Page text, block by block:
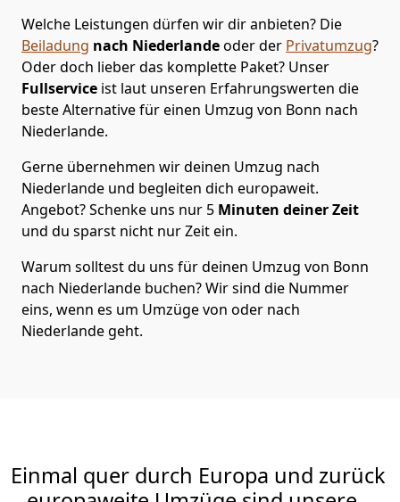
Welche Leistungen dürfen wir dir anbieten? Die
Beiladung nach Niederlandeoder der Privatumzug?
Oder doch lieber das komplette Paket? Unser
Fullservice ist laut unseren Erfahrungswerten die
beste Alternative für einen Umzug von Bonn nach
Niederlande.
Gerne übernehmen wir deinen Umzug nach
Niederlande und begleiten dich europaweit.
Angebot? Schenke uns nur 5 Minuten deiner Zeit
und du sparst nicht nur Zeit ein.
Warum solltest du uns für deinen Umzug von Bonn
nach Niederlande buchen? Wir sind die Nummer
eins, wenn es um Umzüge von oder nach
Niederlande geht.
Einmal quer durch Europa und zurück